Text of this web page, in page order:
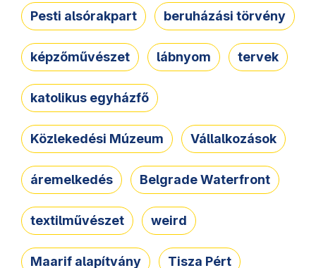
Pesti alsórakpart beruházási törvény
képzőművészet lábnyom tervek
katolikus egyházfő
Közlekedési Múzeum Vállalkozások
áremelkedés Belgrade Waterfront
textilművészet weird
Maarif alapítvány Tisza Pért